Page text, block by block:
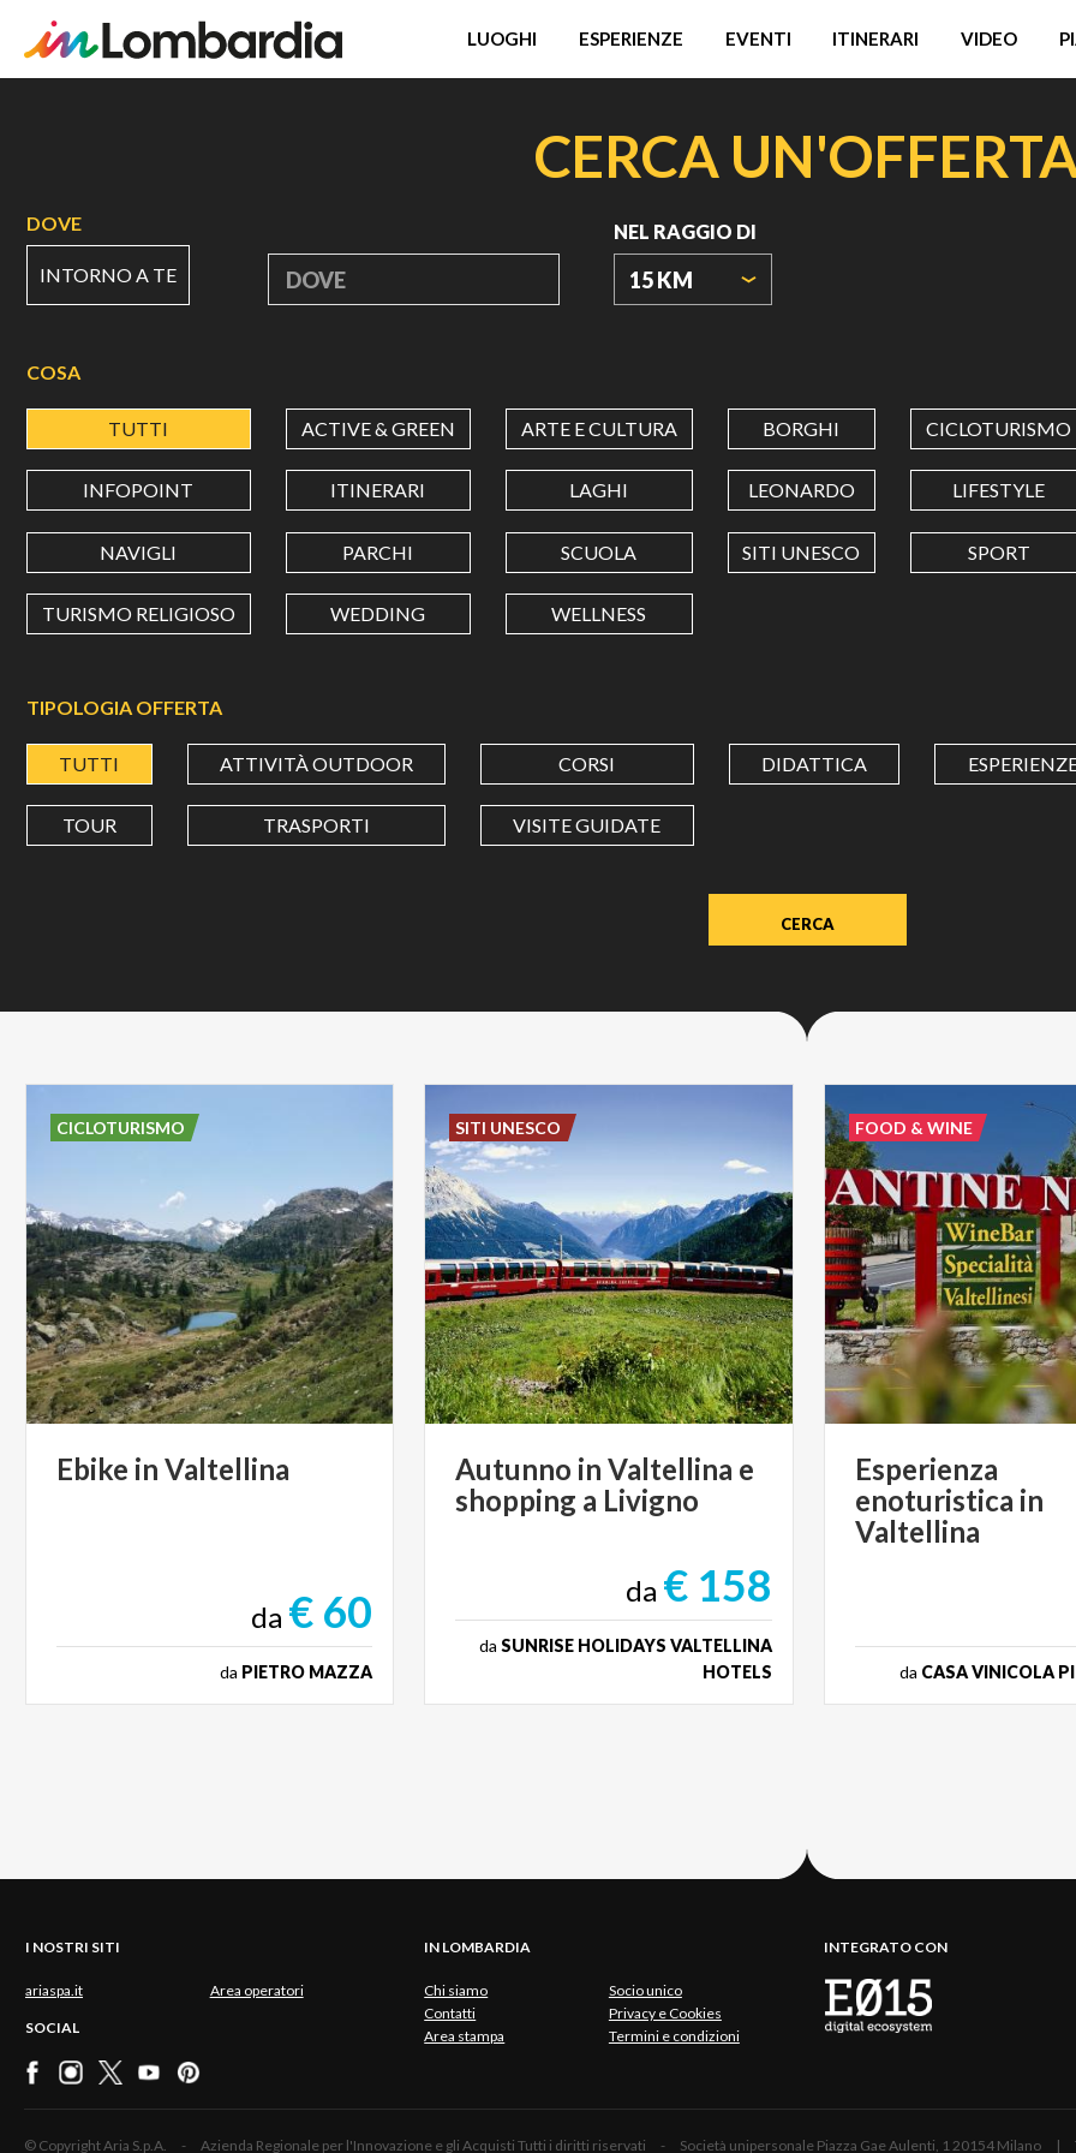
LUOGHI ESPERIENZE EVENTI ITINERARI VIDEO
CERCA
DOVE
INTORNO A TE DOVE
NEL RAGGIO DI
15 KM
LONGITUDINE
degrees.
dot
(.)
COSA
TUTTI ACTIVE & GREEN ARTE E CULTURA BORGHI CICLOTURISMO
INFOPOINT ITINERARI LAGHI LEONARDO LIFESTYLE
NAVIGLI PARCHI SCUOLA SITI UNESCO SPORT
TURISMO RELIGIOSO WEDDING WELLNESS
TIPOLOGIA OFFERTA
TUTTI ATTIVITÀ OUTDOOR CORSI DIDATTICA
TOUR TRASPORTI VISITE GUIDATE
Ebike in Valtellina
da € 60
da PIETRO MAZZA
CICLOTURISMO
Autunno in Valtellina e
shopping a Livigno
da € 158
da SUNRISE HOLIDAYS VALTELLINA
HOTELS
SITI UNESCO
Esperienza
enoturistica in
Valtellina
da CASA VINICOLA
FOOD & WINE
I NOSTRI SITI
ariaspa.it Area operatori
SOCIAL
IN LOMBARDIA
Chi siamo
Socio unico
Contatti
Privacy e Cookies
Area stampa
Termini e condizioni
INTEGRATO CON
© Copyright Aria S.p.A. - Azienda Regionale per l'Innovazione e gli Acquisti Tutti i diritti riservati - Società unipersonale Piazza Gae Aulenti, 1 20154